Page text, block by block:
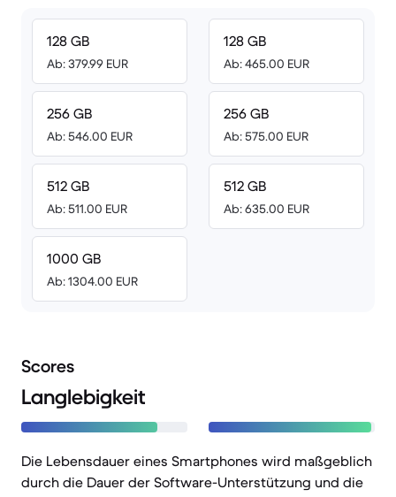
128 GB
Ab: 379.99 EUR
256 GB
Ab: 546.00 EUR
512 GB
Ab: 511.00 EUR
1000 GB
Ab: 1304.00 EUR
128 GB
Ab: 465.00 EUR
256 GB
Ab: 575.00 EUR
512 GB
Ab: 635.00 EUR
Scores
Langlebigkeit
Die Lebensdauer eines Smartphones wird maßgeblich
durch die Dauer der Software-Unterstützung und die